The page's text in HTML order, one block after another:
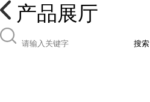
产品展厅
搜索